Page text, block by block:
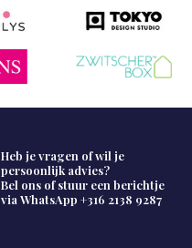
Heb je vragen of wil je
persoonlijk advies?
Bel ons of stuur een berichtje
via WhatsApp +316 2138 9287